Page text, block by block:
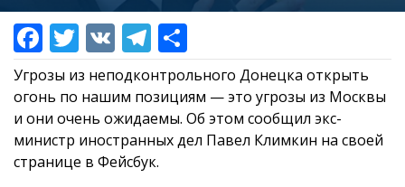
Угрозы из неподконтрольного Донецка открыть
огонь по нашим позициям — это угрозы из Москвы
и они очень ожидаемы. Об этом сообщил экс-
министр иностранных дел Павел Климкин на своей
странице в Фейсбук.